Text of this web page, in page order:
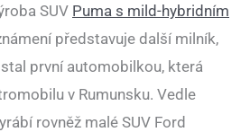
SUV Puma s mild-hybridním
představuje další milník,
první automobilkou, která
v Rumunsku. Vedle
rovněž malé SUV Ford